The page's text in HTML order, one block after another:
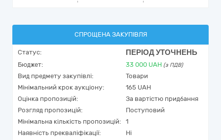
СПРОЩЕНА ЗАКУПІВЛЯ
Статус: ПЕРІОД УТОЧНЕНЬ
Бюджет: 33 000 UAH (з ПДВ)
Вид предмету закупівлі:
Товари
Мінімальний крок аукціону:
165 UAH
Оцінка пропозицій:
За вартістю придбання
Розгляд пропозицій:
Поступовий
Мінімальна кількість пропозицій:
1
Наявність прекваліфікації:
Ні